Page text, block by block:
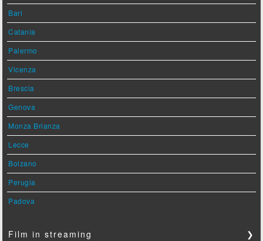
Bari
Catania
Palermo
Vicenza
Brescia
Genova
Monza Brianza
Lecce
Bolzano
Perugia
Padova
Film in streaming ❯